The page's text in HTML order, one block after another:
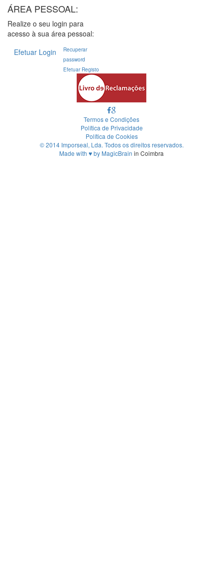
ÁREA PESSOAL:
Realize o seu login para
acesso à sua área pessoal:
Efetuar Login
Recuperar
password
Efetuar Registo
Termos e Condições
Política de Privacidade
Política de Cookies
© 2014 Imporseal, Lda. Todos os direitos reservados.
Made with ♥by MagicBrain in Coimbra